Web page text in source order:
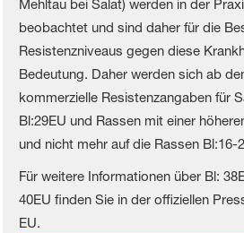
Mehltau bei Salat) werden in der
beobachtet und sind daher für die
Resistenzniveaus gegen diese
Bedeutung. Daher werden sich ab
kommerzielle Resistenzangaben für
Bl:29EU und Rassen mit einer
und nicht mehr auf die Rassen Bl:16-
Für weitere Informationen über Bl:
40EU finden Sie in der offiziellen
EU.